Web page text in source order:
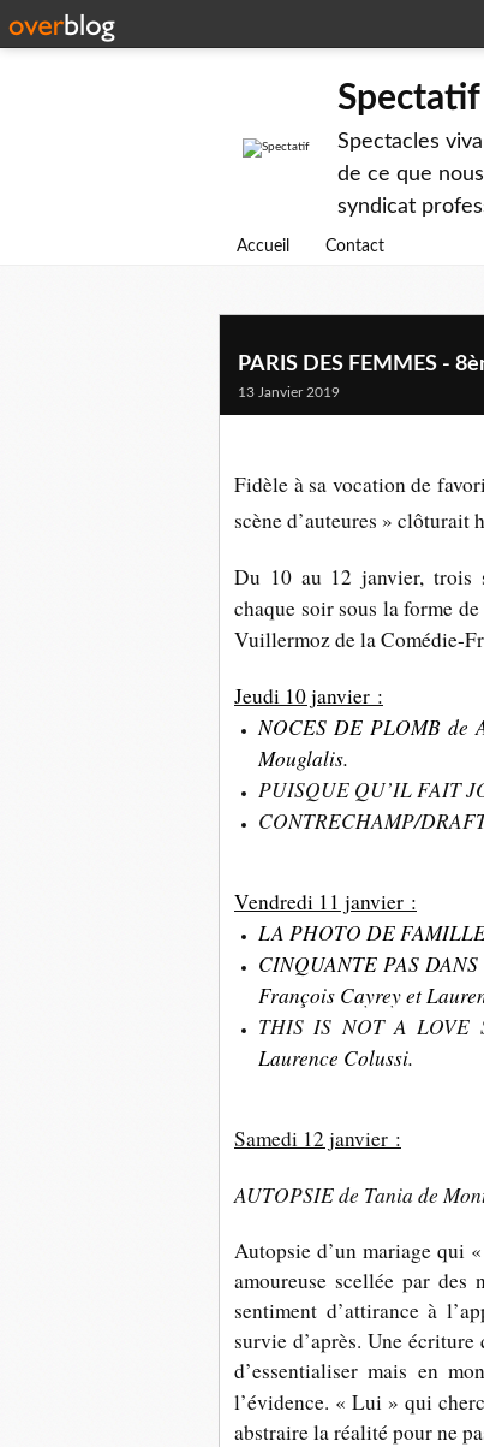
Spectatif
Spectacles
de ce que
syndicat
Accueil Contact
PARIS DES FEMMES -
13 Janvier 2019
Fidèle à sa vocation de
scène d’auteures » clôturait
Du 10 au 12 janvier, trois
chaque soir sous la forme
Vuillermoz de la Comédie-
Jeudi 10 janvier :
NOCES DE PLOMB de
Mouglalis.
PUISQUE QU’IL FAIT
CONTRECHAMP/
Vendredi 11 janvier :
LA PHOTO DE
CINQUANTE PAS
François Cayrey et
THIS IS NOT A LOVE
Laurence Colussi.
Samedi 12 janvier :
AUTOPSIE de Tania de
Autopsie d’un mariage qui
amoureuse scellée par des
sentiment d’attirance à
survie d’après. Une
d’essentialiser mais en
l’évidence. «Lui » qui
abstraire la réalité pour ne